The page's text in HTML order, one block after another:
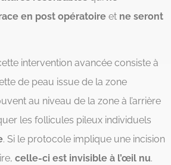
en post opératoire et ne seront
intervention avancée consiste à
de peau issue de la zone
au niveau de la zone à l’arrière
les follicules pileux individuels
. Si le protocole implique une incision
celle-ci est invisible à l’œil nu.